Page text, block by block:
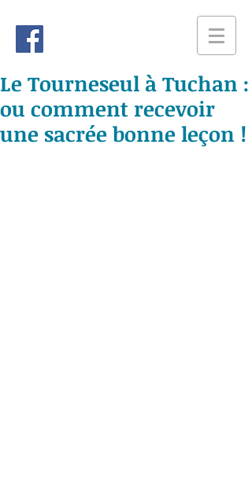
Le Tourneseul à Tuchan :
ou comment recevoir
une sacrée bonne leçon !